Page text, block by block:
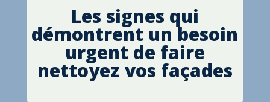
Les signes qui
démontrent un besoin
urgent de faire
nettoyez vos façades